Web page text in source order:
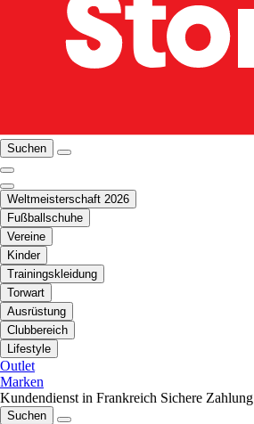
Suchen
Weltmeisterschaft 2026
Fußballschuhe
Vereine
Kinder
Trainingskleidung
Torwart
Ausrüstung
Clubbereich
Lifestyle
Outlet
Marken
Kundendienst in Frankreich Sichere Zahlung
Suchen